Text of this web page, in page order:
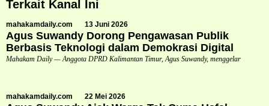
Terkait Kanal Ini
mahakamdaily.com 13 Juni 2026
Agus Suwandy Dorong Pengawasan Publik
Berbasis Teknologi dalam Demokrasi Digital
Mahakam Daily — Anggota DPRD Kalimantan Timur, Agus Suwandy, menggelar
mahakamdaily.com 22 Mei 2026